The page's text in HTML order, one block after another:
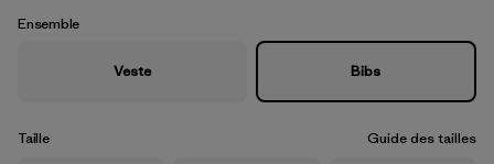
Ensemble
Veste Bibs
Taille Guide des tailles